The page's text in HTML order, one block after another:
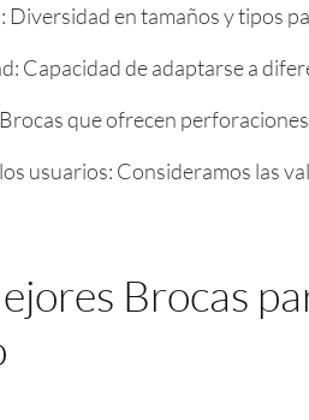
Diversidad en tamaños y tipos
Capacidad de adaptarse a
que ofrecen
usuarios: Consideramos las
Brocas